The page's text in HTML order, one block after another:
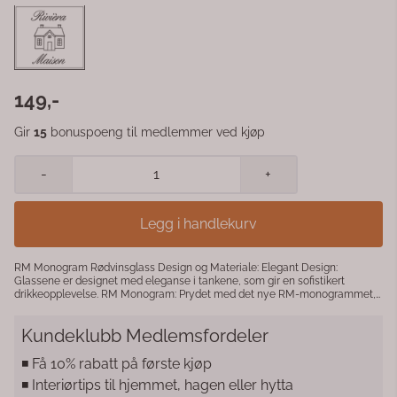
149,-
Gir 15 bonuspoeng til medlemmer ved kjøp
- +
Legg i handlekurv
RM Monogram Rødvinsglass Design og Materiale: Elegant Design:
Glassene er designet med eleganse i tankene, som gir en sofistikert
drikkeopplevelse. RM Monogram: Prydet med det nye RM-monogrammet,
frigjøre og fremheve vinens aromaer og smaker. Nesevurdering: Utformet
vinens aroma. Bruksområder: Rødvin: Perfekt for servering av rødvin, der
glassets form hjelper med å fremheve vinens komplekse smaker og
aromaer. Andre Viner: Kan også brukes til servering av hvitvin eller rosévin,
Kundeklubb Medlemsfordeler
◾️ Få 10% rabatt på første kjøp
◾️ Interiørtips til hjemmet, hagen eller hytta